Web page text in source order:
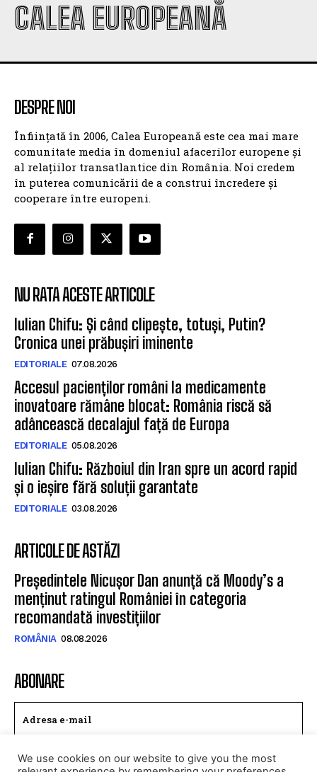
CALEA EUROPEANĂ
DESPRE NOI
Înființată în 2006, Calea Europeană este cea mai mare
comunitate media în domeniul afacerilor europene și
al relațiilor transatlantice din România. Noi credem
în puterea comunicării de a construi încredere și
cooperare între europeni.
NU RATA ACESTE ARTICOLE
Iulian Chifu: Și când clipește, totuși, Putin?
Cronica unei prăbușiri iminente
EDITORIALE 07.08.2026
Accesul pacienților români la medicamente
inovatoare rămâne blocat: România riscă să
adâncească decalajul față de Europa
EDITORIALE 05.08.2026
Iulian Chifu: Războiul din Iran spre un acord rapid
și o ieșire fără soluții garantate
EDITORIALE 03.08.2026
ARTICOLE DE ASTĂZI
Președintele Nicușor Dan anunță că Moody’s a
menținut ratingul României în categoria
recomandată investițiilor
ROMÂNIA 08.08.2026
ABONARE
TRIMITE
We use cookies on our website to give you the most